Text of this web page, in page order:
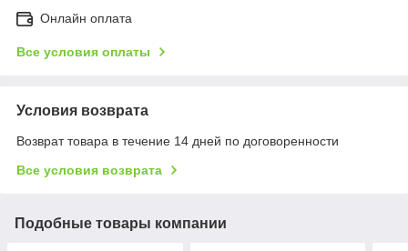
Онлайн оплата
Все условия оплаты
Условия возврата
Возврат товара в течение 14 дней по договоренности
Все условия возврата
Подобные товары компании